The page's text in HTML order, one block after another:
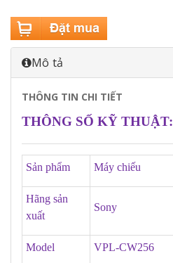
Mô tả
THÔNG TIN CHI TIẾT
THÔNG SỐ KỸ THUẬT:
Sản phẩm Máy chiếu
Hãng sản
xuất
Sony
Model VPL-CW256